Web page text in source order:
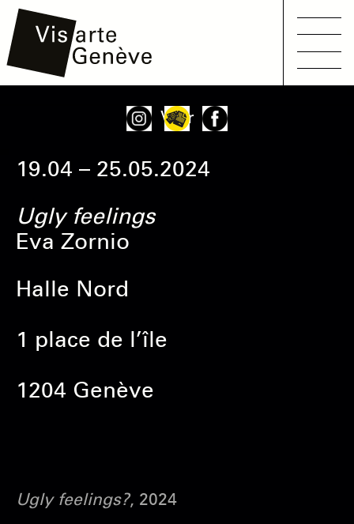
principal
Voir
19.04 – 25.05.2024
Ugly feelings
Eva Zornio
Halle Nord
1 place de l’île
1204 Genève
Ugly feelings?, 2024